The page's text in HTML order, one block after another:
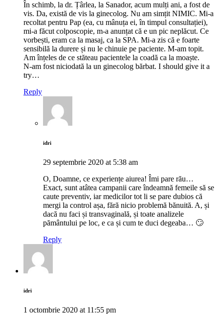
În schimb, la dr. Țârlea, la Sanador, acum mulți ani, a fost de
vis. Da, există de vis la ginecolog. Nu am simțit NIMIC. Mi-a
recoltat pentru Pap (ea, cu mânuța ei, în timpul consultației),
mi-a făcut colposcopie, m-a anunțat că e un pic neplăcut. Ce
vorbești, eram ca la masaj, ca la SPA. Mi-a zis că e foarte
sensibilă la durere și nu le chinuie pe paciente. M-am topit.
Am înțeles de ce stăteau pacientele la coadă ca la moaște.
N-am fost niciodată la un ginecolog bărbat. I should give it a
try…
Reply
idri
29 septembrie 2020 at 5:38 am
O, Doamne, ce experiențe aiurea! Îmi pare rău…
Exact, sunt atâtea campanii care îndeamnă femeile să se
caute preventiv, iar medicilor tot li se pare dubios că
mergi la control așa, fără nicio problemă bănuită. A, și
dacă nu faci și transvaginală, și toate analizele
pământului pe loc, e ca și cum te duci degeaba… 🙄
Reply
idri
1 octombrie 2020 at 11:55 pm